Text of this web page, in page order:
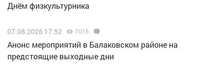
Днём физкультурника
07.08.2026 17:52 1016
Анонс мероприятий в Балаковском районе на
предстоящие выходные дни